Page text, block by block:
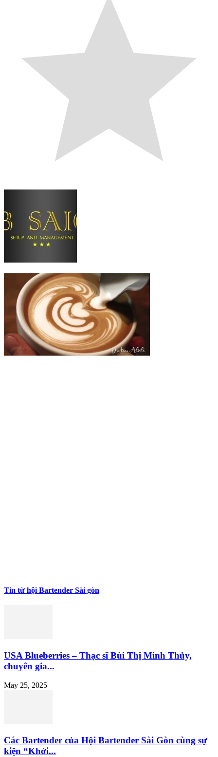
Tin từ hội Bartender Sài gòn
USA Blueberries – Thạc sĩ Bùi Thị Minh Thủy,
chuyên gia...
May 25, 2025
Các Bartender của Hội Bartender Sài Gòn cùng sự
kiện “Khởi...